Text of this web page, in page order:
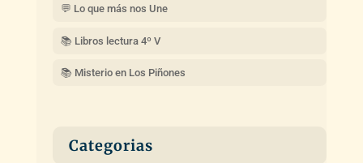
💬 Lo que más nos Une
📚 Libros lectura 4º V
📚 Misterio en Los Piñones
Categorias